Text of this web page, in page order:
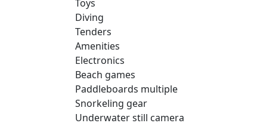
Toys
Diving
Tenders
Amenities
Electronics
Beach games
Paddleboards multiple
Snorkeling gear
Underwater still camera